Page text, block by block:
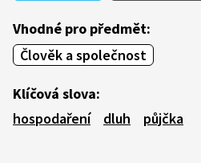
Vhodné pro předmět:
Člověk a společnost
Klíčová slova:
hospodaření
dluh půjčka